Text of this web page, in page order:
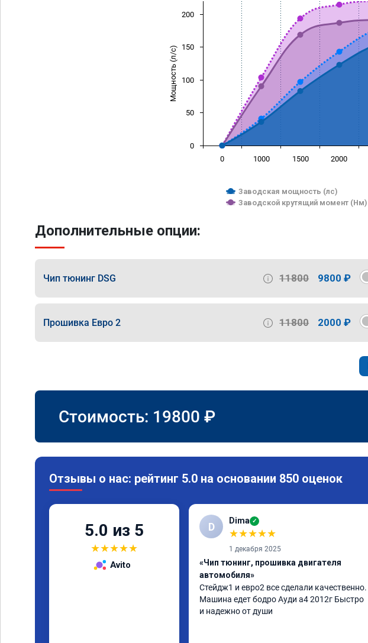
Мощность (л/с)
Заводская мощность (лс)
Заводской крутящий момент (Нм)
0 1000 1500 2000
0
50
100
150
200
Дополнительные опции:
Чип тюнинг DSG 11800 9800 ₽
Прошивка Евро 2 11800 2000 ₽
Стоимость: 19800 ₽
Отзывы о нас: рейтинг 5.0 на основании 850 оценок
5.0 из 5
★★★★★
Avito
D Dima ✓
★★★★★
1 декабря 2025
«Чип тюнинг, прошивка двигателя
автомобиля»
Стейдж1 и евро2 все сделали качественно.
Машина едет бодро Ауди а4 2012г Быстро
и надежно от души